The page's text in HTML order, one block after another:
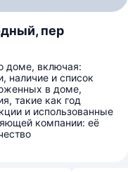
пер
доме, включая:
наличие и список
в доме,
такие как год
и использованные
компании: её